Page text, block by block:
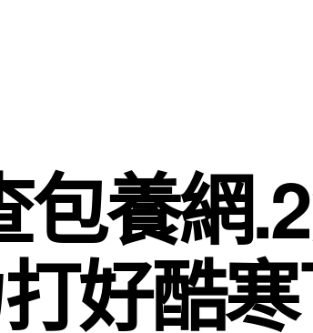
養網.2
好酷